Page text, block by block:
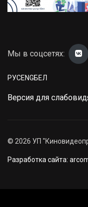
Мы в соцсетях:
РУСENGБЕЛ
Версия для
© 2026 УП
Разработка сайта: